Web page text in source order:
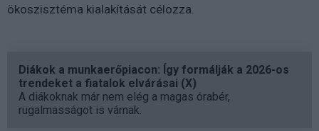
ökoszisztéma kialakítását célozza.
Diákok a munkaerőpiacon: Így formálják a 2026-os
trendeket a fiatalok elvárásai (X)
A diákoknak már nem elég a magas órabér,
rugalmasságot is várnak.